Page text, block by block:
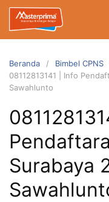
Langsung
konten
Beranda
Bimbel CPNS
08112813141 | Info
Sawahlunto
Surabaya